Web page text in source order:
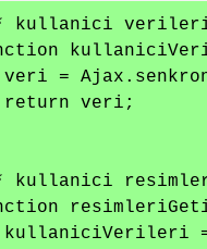
kullanici
veri =
veri;
kullanici
kullaniciVerileri